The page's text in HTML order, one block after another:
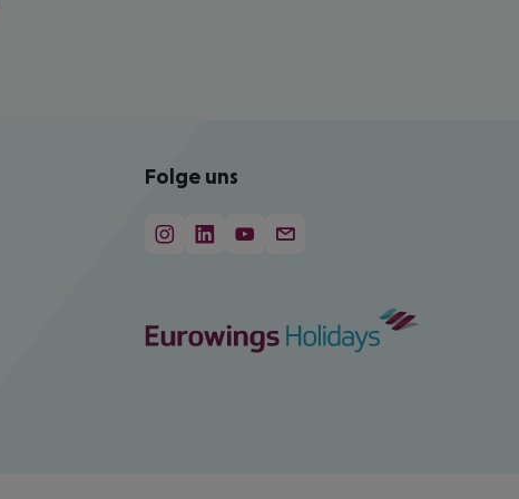
Folge uns